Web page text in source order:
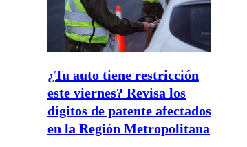
¿Tu auto tiene restricción
este viernes? Revisa los
dígitos de patente afectados
en la Región Metropolitana